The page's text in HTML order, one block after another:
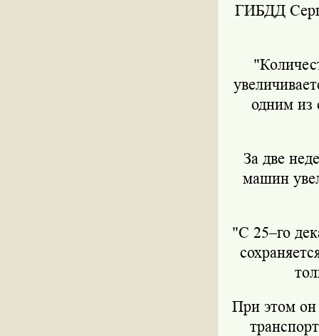
ГИБДД
одним из
За две
машин
"С 25–го
При этом он